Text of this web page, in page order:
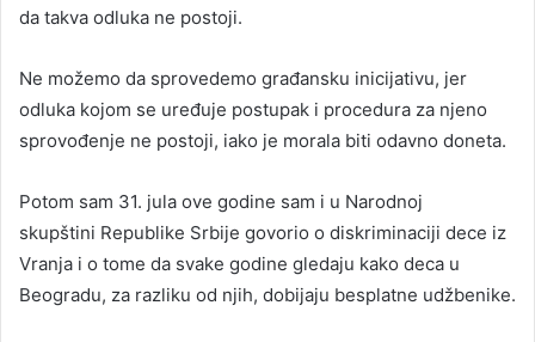
da takva odluka ne postoji.
Ne možemo da sprovedemo građansku inicijativu, jer
odluka kojom se uređuje postupak i procedura za njeno
sprovođenje ne postoji, iako je morala biti odavno doneta.
Potom sam 31. jula ove godine sam i u Narodnoj
skupštini Republike Srbije govorio o diskriminaciji dece iz
Vranja i o tome da svake godine gledaju kako deca u
Beogradu, za razliku od njih, dobijaju besplatne udžbenike.